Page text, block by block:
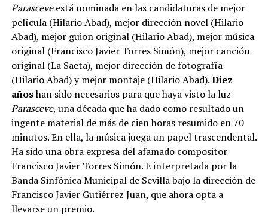
Parasceveestá nominada en las candidaturas de mejor
película (Hilario Abad), mejor dirección novel (Hilario
Abad), mejor guion original (Hilario Abad), mejor música
original (Francisco Javier Torres Simón), mejor canción
original (La Saeta), mejor dirección de fotografía
(Hilario Abad) y mejor montaje (Hilario Abad).Diez
añoshan sido necesarios para que haya visto la luz
Parasceve, una década que ha dado como resultado un
ingente material de más de cien horas resumido en 70
minutos. En ella, la música juega un papel trascendental.
Ha sido una obra expresa del afamado compositor
Francisco Javier Torres Simón. E interpretada por la
Banda Sinfónica Municipal de Sevilla bajo la dirección de
Francisco Javier Gutiérrez Juan, que ahora opta a
llevarse un premio.